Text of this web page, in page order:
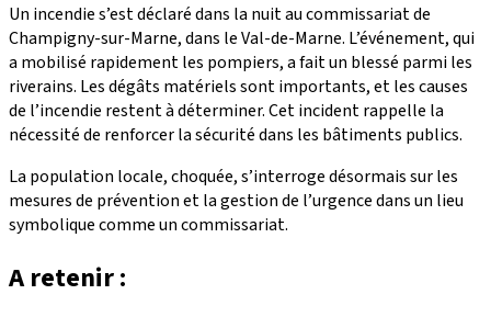
Un incendie s’est déclaré dans la nuit au commissariat de
Champigny-sur-Marne, dans le Val-de-Marne. L’événement, qui
a mobilisé rapidement les pompiers, a fait un blessé parmi les
riverains. Les dégâts matériels sont importants, et les causes
de l’incendie restent à déterminer. Cet incident rappelle la
nécessité de renforcer la sécurité dans les bâtiments publics.
La population locale, choquée, s’interroge désormais sur les
mesures de prévention et la gestion de l’urgence dans un lieu
symbolique comme un commissariat.
A retenir :